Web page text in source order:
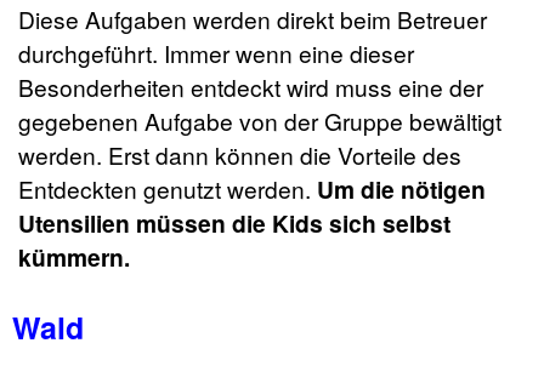
Diese Aufgaben werden direkt beim Betreuer
durchgeführt. Immer wenn eine dieser
Besonderheiten entdeckt wird muss eine der
gegebenen Aufgabe von der Gruppe bewältigt
werden. Erst dann können die Vorteile des
Entdeckten genutzt werden. Um die nötigen
Utensilien müssen die Kids sich selbst
kümmern.
Wald